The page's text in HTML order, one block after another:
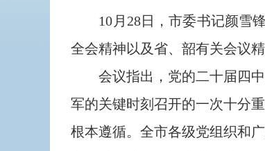
10月28日，市委书记颜雪锋
全会精神以及省、韶有关会议
会议指出，党的二十届四中
军的关键时刻召开的一次十分
根本遵循。全市各级党组织和